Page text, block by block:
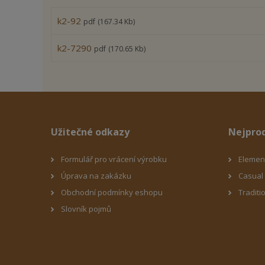
k2-92 pdf (167.34 Kb)
k2-7290 pdf (170.65 Kb)
Užitečné odkazy
Formulář pro vrácení výrobku
Úprava na zakázku
Obchodní podmínky eshopu
Slovník pojmů